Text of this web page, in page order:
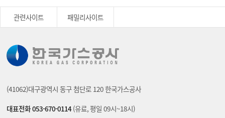
관련사이트 패밀리사이트
(41062)대구광역시 동구 첨단로 120 한국가스공사
대표전화 053-670-0114(유료, 평일 09시~18시)